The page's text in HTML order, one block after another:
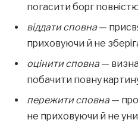
погасити борг
віддати сповна—
приховуючи й не
оцінити сповна—
побачити повну
пережити сповна—
не приховуючи й не